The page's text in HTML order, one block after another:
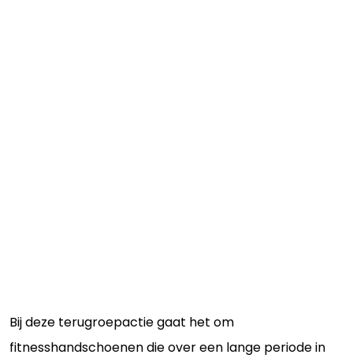
Bij deze terugroepactie gaat het om
fitnesshandschoenen die over een lange periode in